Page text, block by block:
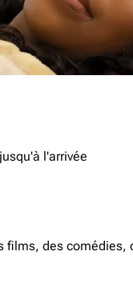
l'arrivée
des comédies,